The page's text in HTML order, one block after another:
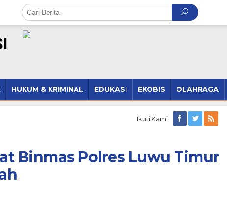
HUKUM & KRIMINAL EDUKASI EKOBIS OLAHRAGA
Ikuti Kami
Binmas Polres Luwu Timur